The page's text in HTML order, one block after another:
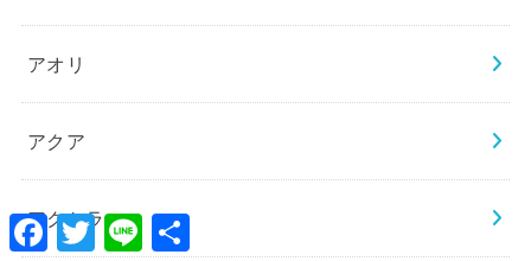
アオリ
アクア
アクセラ
Facebook
TwitterLine